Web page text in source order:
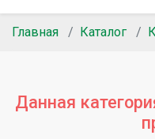
Главная Каталог
Данная